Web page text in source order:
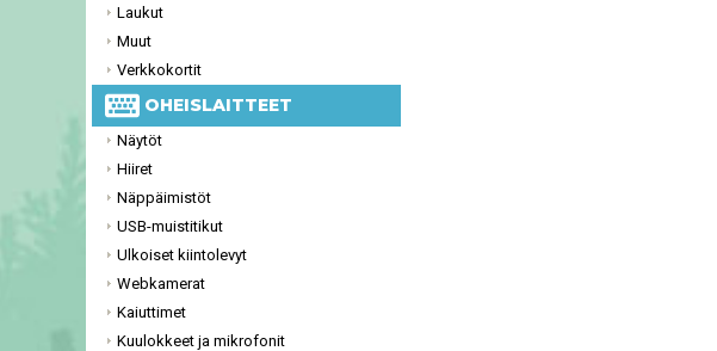
Laukut
Muut
Verkkokortit
OHEISLAITTEET
Näytöt
Hiiret
Näppäimistöt
USB-muistitikut
Ulkoiset kiintolevyt
Webkamerat
Kaiuttimet
Kuulokkeet ja mikrofonit